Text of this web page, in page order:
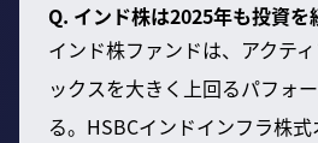
Q. インド株は2025年も投資を
インド株ファンドは、アクテ
ックスを大きく上回るパフォ
る。HSBCインドインフラ株